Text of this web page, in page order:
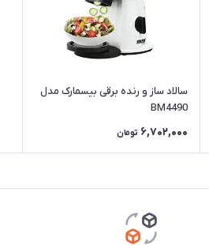
سالاد ساز و رنده برقی بیسمارک مدل
BM4490
6,702,000 تومان